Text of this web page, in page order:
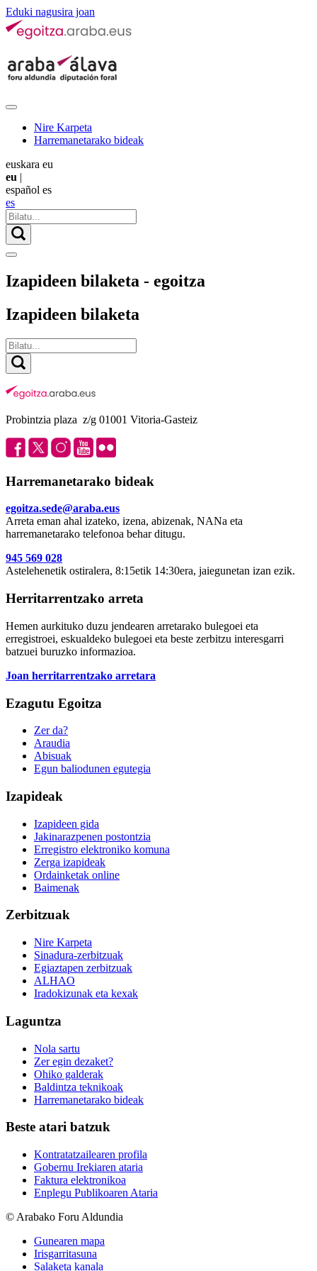
Eduki nagusira joan
Nire Karpeta
Harremanetarako bideak
euskara eu
eu |
español es
es
Izapideen bilaketa - egoitza
Izapideen bilaketa
Probintzia plaza z/g 01001 Vitoria-Gasteiz
Harremanetarako bideak
egoitza.sede@araba.eus
Arreta eman ahal izateko, izena, abizenak, NANa eta
harremanetarako telefonoa behar ditugu.
945 569 028
Astelehenetik ostiralera, 8:15etik 14:30era, jaiegunetan izan ezik.
Herritarrentzako arreta
Hemen aurkituko duzu jendearen arretarako bulegoei eta
erregistroei, eskualdeko bulegoei eta beste zerbitzu interesgarri
batzuei buruzko informazioa.
Joan herritarrentzako arretara
Ezagutu Egoitza
Zer da?
Araudia
Abisuak
Egun baliodunen egutegia
Izapideak
Izapideen gida
Jakinarazpenen postontzia
Erregistro elektroniko komuna
Zerga izapideak
Ordainketak online
Baimenak
Zerbitzuak
Nire Karpeta
Sinadura-zerbitzuak
Egiaztapen zerbitzuak
ALHAO
Iradokizunak eta kexak
Laguntza
Nola sartu
Zer egin dezaket?
Ohiko galderak
Baldintza teknikoak
Harremanetarako bideak
Beste atari batzuk
Kontratatzailearen profila
Gobernu Irekiaren ataria
Faktura elektronikoa
Enplegu Publikoaren Ataria
© Arabako Foru Aldundia
Gunearen mapa
Irisgarritasuna
Salaketa kanala